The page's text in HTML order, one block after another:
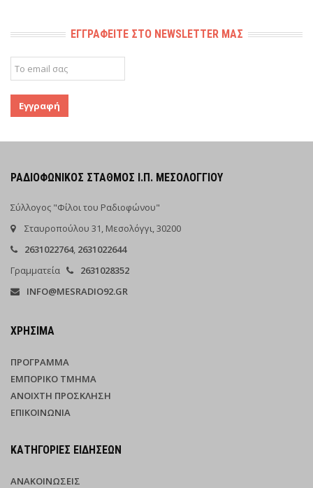
ΕΓΓΡΑΦΕΊΤΕ ΣΤΟ NEWSLETTER ΜΑΣ
ΡΑΔΙΟΦΩΝΙΚΌΣ ΣΤΑΘΜΌΣ Ι.Π. ΜΕΣΟΛΟΓΓΊΟΥ
Σύλλογος "Φίλοι του Ραδιοφώνου"
Σταυροπούλου 31, Μεσολόγγι, 30200
2631022764, 2631022644
Γραμματεία
2631028352
INFO@MESRADIO92.GR
ΧΡΉΣΙΜΑ
ΠΡΌΓΡΑΜΜΑ
ΕΜΠΟΡΙΚΌ ΤΜΉΜΑ
ΑΝΟΙΧΤΉ ΠΡΌΣΚΛΗΣΗ
ΕΠΙΚΟΙΝΩΝΊΑ
ΚΑΤΗΓΟΡΊΕΣ ΕΙΔΉΣΕΩΝ
ΑΝΑΚΟΙΝΏΣΕΙΣ